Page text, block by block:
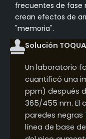
frecuentes de fase
crean efectos de
"memoria".
Solución
Un laboratorio
cuantificó una
ppm) después
365/455 nm. El
paredes negras
línea de base de